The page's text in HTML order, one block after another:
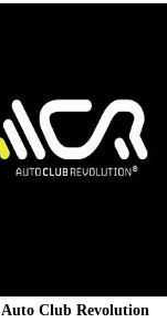
Auto Club Revolution